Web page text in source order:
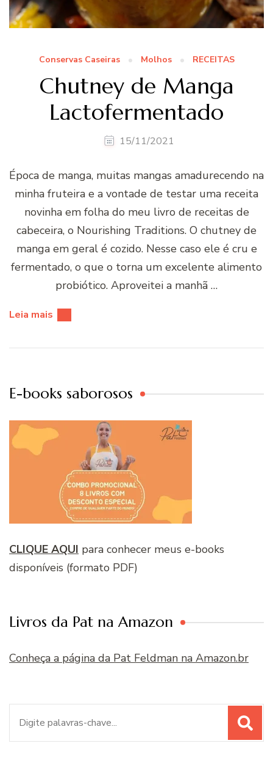
Conservas Caseiras Molhos RECEITAS
Chutney de Manga
Lactofermentado
15/11/2021
Época de manga, muitas mangas amadurecendo na
minha fruteira e a vontade de testar uma receita
novinha em folha do meu livro de receitas de
cabeceira, o Nourishing Traditions. O chutney de
manga em geral é cozido. Nesse caso ele é cru e
fermentado, o que o torna um excelente alimento
probiótico. Aproveitei a manhã …
Leia mais
E-books saborosos
CLIQUE AQUI para conhecer meus e-books
disponíveis (formato PDF)
Livros da Pat na Amazon
Conheça a página da Pat Feldman na Amazon.br